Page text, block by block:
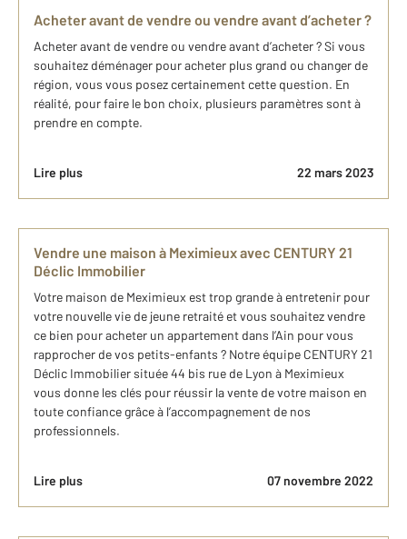
Acheter avant de vendre ou vendre avant d’acheter ?
Acheter avant de vendre ou vendre avant d’acheter ? Si vous
souhaitez déménager pour acheter plus grand ou changer de
région, vous vous posez certainement cette question. En
réalité, pour faire le bon choix, plusieurs paramètres sont à
prendre en compte.
Lire plus 22 mars 2023
Vendre une maison à Meximieux avec CENTURY 21
Déclic Immobilier
Votre maison de Meximieux est trop grande à entretenir pour
votre nouvelle vie de jeune retraité et vous souhaitez vendre
ce bien pour acheter un appartement dans l’Ain pour vous
rapprocher de vos petits-enfants ? Notre équipe CENTURY 21
Déclic Immobilier située 44 bis rue de Lyon à Meximieux
vous donne les clés pour réussir la vente de votre maison en
toute confiance grâce à l’accompagnement de nos
professionnels.
Lire plus 07 novembre 2022